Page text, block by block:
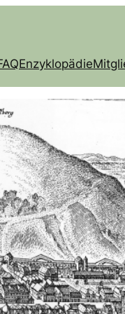
Enzyklopädie